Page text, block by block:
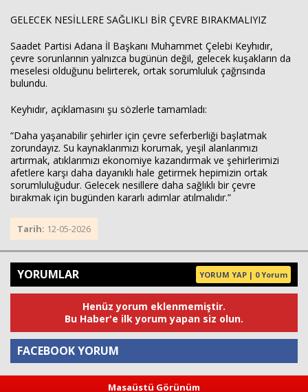
GELECEK NESİLLERE SAĞLIKLI BİR ÇEVRE BIRAKMALIYIZ
Saadet Partisi Adana İl Başkanı Muhammet Çelebi Keyhıdır,
çevre sorunlarının yalnızca bugünün değil, gelecek kuşakların da
meselesi olduğunu belirterek, ortak sorumluluk çağrısında
bulundu.
Keyhıdır, açıklamasını şu sözlerle tamamladı:
“Daha yaşanabilir şehirler için çevre seferberliği başlatmak
zorundayız. Su kaynaklarımızı korumak, yeşil alanlarımızı
artırmak, atıklarımızı ekonomiye kazandırmak ve şehirlerimizi
afetlere karşı daha dayanıklı hale getirmek hepimizin ortak
sorumluluğudur. Gelecek nesillere daha sağlıklı bir çevre
bırakmak için bugünden kararlı adımlar atılmalıdır.”
Tarih: 12-05-2026
YORUMLAR YORUM YAP | 0 Yorum
Henüz yorum eklenmemiştir.
Bu Haber'e ilk yorum yapan siz olun.
FACEBOOK YORUM
Masaüstü Görünüm